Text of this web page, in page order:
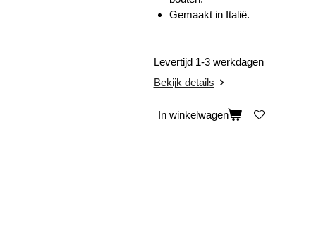
Gemaakt in Italië.
Levertijd 1-3 werkdagen
Bekijk details
In winkelwagen